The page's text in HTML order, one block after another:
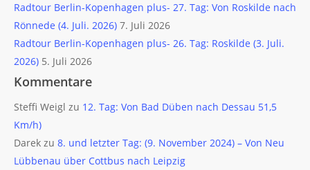
Radtour Berlin-Kopenhagen plus- 27. Tag: Von Roskilde nach
Rönnede (4. Juli. 2026) 7. Juli 2026
Radtour Berlin-Kopenhagen plus- 26. Tag: Roskilde (3. Juli.
2026) 5. Juli 2026
Kommentare
Steffi Weigl zu 12. Tag: Von Bad Düben nach Dessau 51,5
Km/h)
Darek zu 8. und letzter Tag: (9. November 2024) – Von Neu
Lübbenau über Cottbus nach Leipzig